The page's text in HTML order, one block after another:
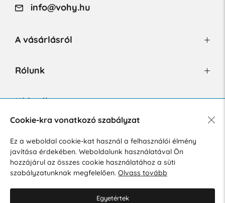
info@vohy.hu
A vásárlásról
Rólunk
Hírlevél
Hozzájárulok a személyes adatok marketing célú kezeléséhez.
Személyes adatok védelmére vonatkozó szabályzat.
Cookie-kra vonatkozó szabályzat
Ez a weboldal cookie-kat használ a felhasználói élmény
javítása érdekében. Weboldalunk használatával Ön
hozzájárul az összes cookie használatához a süti
szabályzatunknak megfelelően. Olvass tovább
Egyetértek